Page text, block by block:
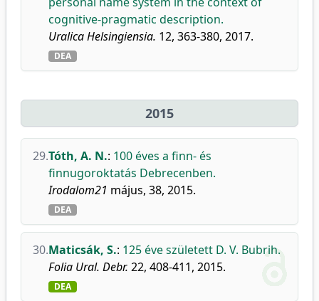
cognitive-pragmatic description.
Uralica Helsingiensia. 12, 363-380, 2017.
DEA
2015
29.Tóth, A. N.: 100 éves a finn- és
finnugoroktatás Debrecenben.
Irodalom21 május, 38, 2015.
DEA
30.Maticsák, S.: 125 éve született D. V. Bubrih.
Folia Ural. Debr. 22, 408-411, 2015.
DEA